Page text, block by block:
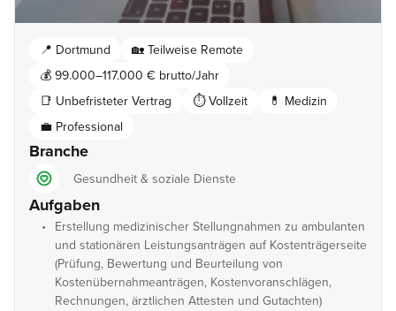
📍 Dortmund 🏡 Teilweise Remote
💰 99.000–117.000 € brutto/Jahr
📑 Unbefristeter Vertrag
⏱️ Vollzeit
💊 Medizin
💼 Professional
Branche
Gesundheit & soziale Dienste
Aufgaben
Erstellung medizinischer Stellungnahmen zu ambulanten
und stationären Leistungsanträgen auf Kostenträgerseite
(Prüfung, Bewertung und Beurteilung von
Kostenübernahmeanträgen, Kostenvoranschlägen,
Rechnungen, ärztlichen Attesten und Gutachten)